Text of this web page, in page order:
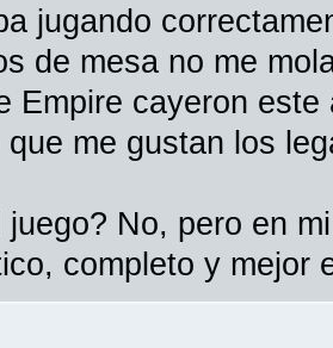
jugando
de mesa no me
Empire cayeron
que me gustan los
juego? No, pero en
completo y mejor